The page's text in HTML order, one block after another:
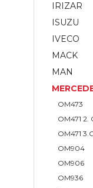
IRIZAR
ISUZU
IVECO
MACK
MAN
OM473
OM471 2.
OM471
OM904
OM906
OM936